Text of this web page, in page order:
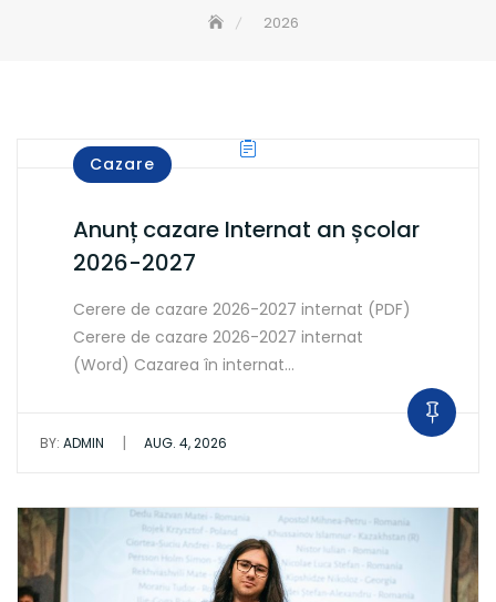
2026
Cazare
Anunț cazare Internat an școlar
2026-2027
Cerere de cazare 2026-2027 internat (PDF)
Cerere de cazare 2026-2027 internat
(Word) Cazarea în internat…
BY: ADMIN | AUG. 4, 2026